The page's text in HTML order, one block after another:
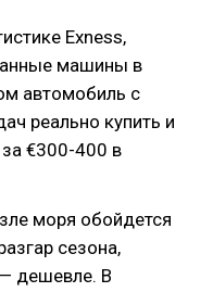
Exness,
машины в
автомобиль с
реально купить и
€300-400 в
моря обойдется
сезона,
дешевле. В